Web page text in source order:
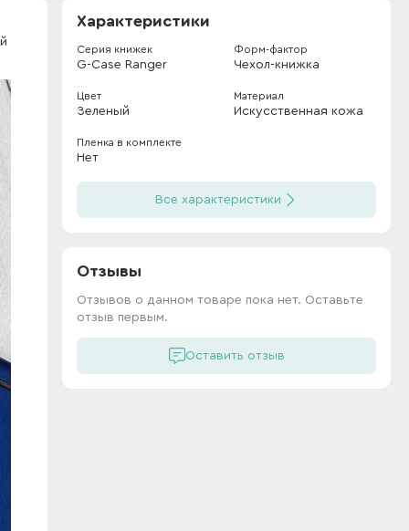
Характеристики
Серия книжек
G-Case Ranger
Форм-фактор
Чехол-книжка
Цвет
Зеленый
Материал
Искусственная кожа
Пленка в комплекте
Нет
Все характеристики
Отзывы
Отзывов о данном товаре пока нет. Оставьте
отзыв первым.
Оставить отзыв